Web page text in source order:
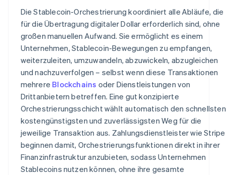
Die Stablecoin-Orchestrierung koordiniert alle Abläufe, die
für die Übertragung digitaler Dollar erforderlich sind, ohne
großen manuellen Aufwand. Sie ermöglicht es einem
Unternehmen, Stablecoin-Bewegungen zu empfangen,
weiterzuleiten, umzuwandeln, abzuwickeln, abzugleichen
und nachzuverfolgen – selbst wenn diese Transaktionen
mehrere Blockchains oder Dienstleistungen von
Drittanbietern betreffen. Eine gut konzipierte
Orchestrierungsschicht wählt automatisch den
kostengünstigsten und zuverlässigsten Weg für die
jeweilige Transaktion aus. Zahlungsdienstleister wie Stripe
beginnen damit, Orchestrierungsfunktionen direkt in ihrer
Finanzinfrastruktur anzubieten, sodass Unternehmen
Stablecoins nutzen können, ohne ihre gesamte